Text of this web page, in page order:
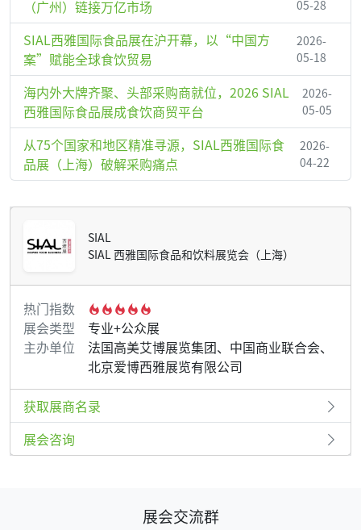
（广州）链接万亿市场
05-28
SIAL西雅国际食品展在沪开幕，以“中国方
案”赋能全球食饮贸易
2026-
05-18
海内外大牌齐聚、头部采购商就位，2026 SIAL
西雅国际食品展成食饮商贸平台
2026-
05-05
从75个国家和地区精准寻源，SIAL西雅国际食
品展（上海）破解采购痛点
2026-
04-22
SIAL
SIAL 西雅国际食品和饮料展览会（上海）
热门指数
展会类型
专业+公众展
主办单位
法国高美艾博展览集团、中国商业联合会、
北京爱博西雅展览有限公司
获取展商名录
展会咨询
展会交流群